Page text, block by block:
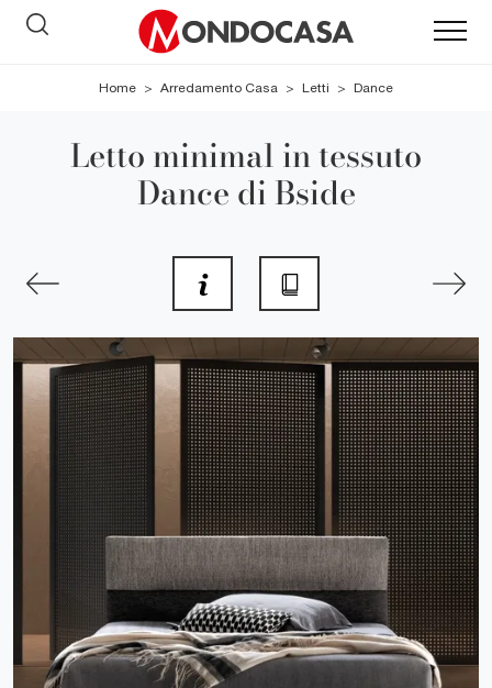
Home > Arredamento Casa > Letti > Dance
Letto minimal in tessuto
Dance di Bside